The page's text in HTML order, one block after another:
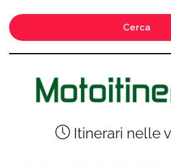
Cerca
Itinerari nelle